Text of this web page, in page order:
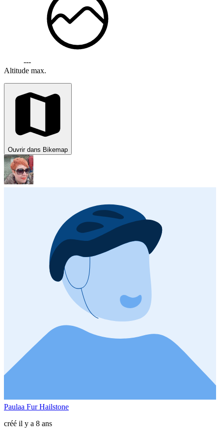
---
Altitude max.
Ouvrir dans Bikemap
Paulaa Fur Hailstone
créé il y a 8 ans